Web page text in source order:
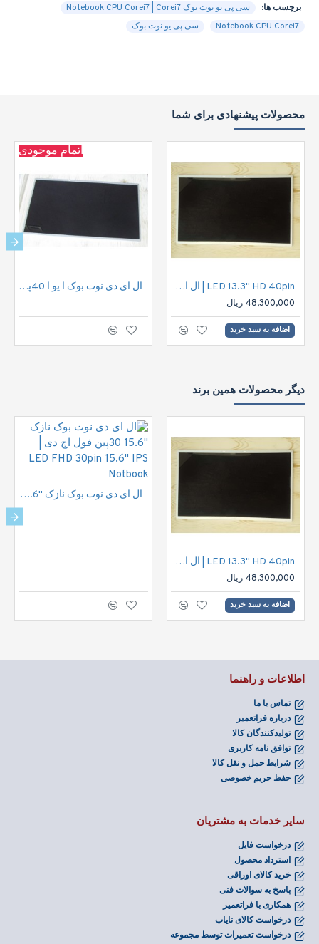
برچسب ها:
سی پی یو نوت بوک Notebook CPU Corei7 | Corei7
Notebook CPU Corei7
سی پی یو نوت بوک
محصولات پیشنهادی برای شما
LED 13.3" HD 40pin | ال ای دی نوت بوک اچ دی 40پین
48,300,000 ریال
اضافه به سبد خرید
اتمام موجودی
ال ای دی نوت بوک آ یو اُ 40پین |LED 15.6" HD 40pin
دیگر محصولات همین برند
LED 13.3" HD 40pin | ال ای دی نوت بوک اچ دی 40پین
48,300,000 ریال
اضافه به سبد خرید
ال ای دی نوت بوک نازک "15.6 30پین فول اچ دی | LED FHD 30pin 15.6" IPS Notbook
اطلاعات و راهنما
تماس با ما
درباره فراتعمیر
تولیدکنندگان کالا
توافق نامه کاربری
شرایط حمل و نقل کالا
حفظ حریم خصوصی
سایر خدمات به مشتریان
درخواست فایل
استرداد محصول
خرید کالای اوراقی
پاسخ به سوالات فنی
همکاری با فراتعمیر
درخواست کالای نایاب
درخواست تعمیرات توسط مجموعه